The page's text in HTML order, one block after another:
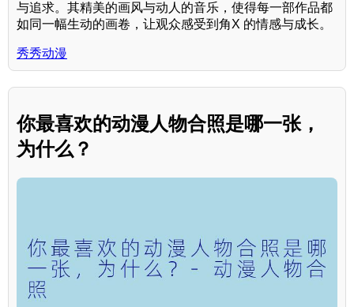
与追求。其精美的画风与动人的音乐，使得每一部作品都
如同一幅生动的画卷，让观众感受到角X 的情感与成长。
秀秀动漫
你最喜欢的动漫人物合照是哪一张，
为什么？